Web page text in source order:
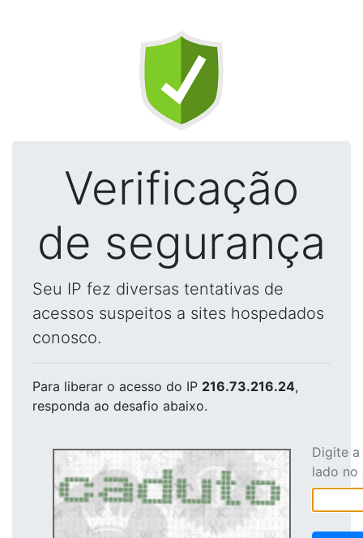
Verificação
de segurança
Seu IP fez diversas tentativas de
acessos suspeitos a sites hospedados
conosco.
Para liberar o acesso do IP 216.73.216.24,
responda ao desafio abaixo.
Digite
lado no